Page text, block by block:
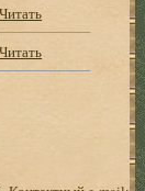
Читать
Читать